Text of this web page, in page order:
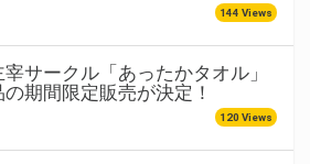
144 Views
サークル「あったかタオル」
期間限定販売が決定！
120 Views